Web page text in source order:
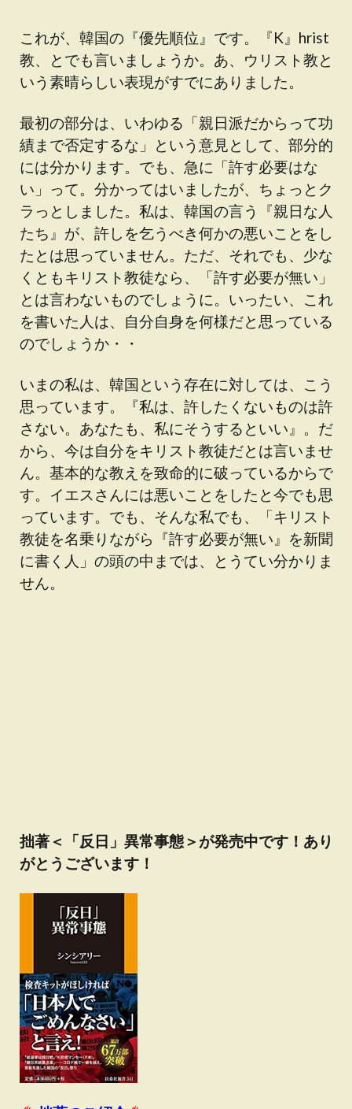
これが、韓国の『優先順位』です。『K』hrist
教、とでも言いましょうか。あ、ウリスト教と
いう素晴らしい表現がすでにありました。
最初の部分は、いわゆる「親日派だからって功
績まで否定するな」という意見として、部分的
には分かります。でも、急に「許す必要はな
い」って。分かってはいましたが、ちょっとク
ラっとしました。私は、韓国の言う『親日な人
たち』が、許しを乞うべき何かの悪いことをし
たとは思っていません。ただ、それでも、少な
くともキリスト教徒なら、「許す必要が無い」
とは言わないものでしょうに。いったい、これ
を書いた人は、自分自身を何様だと思っている
のでしょうか・・
いまの私は、韓国という存在に対しては、こう
思っています。『私は、許したくないものは許
さない。あなたも、私にそうするといい』。だ
から、今は自分をキリスト教徒だとは言いませ
ん。基本的な教えを致命的に破っているからで
す。イエスさんには悪いことをしたと今でも思
っています。でも、そんな私でも、「キリスト
教徒を名乗りながら『許す必要が無い』を新聞
に書く人」の頭の中までは、とうてい分かりま
せん。
拙著＜「反日」異常事態＞が発売中です！あり
がとうございます！